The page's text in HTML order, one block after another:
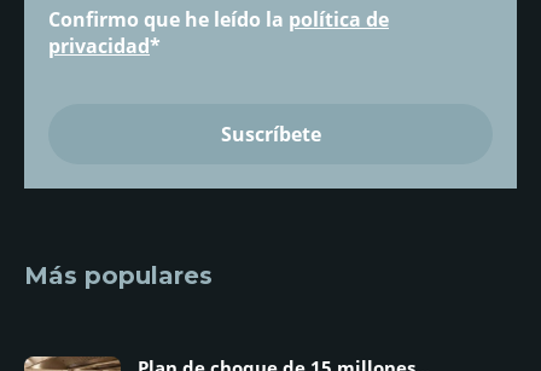
Confirmo que he leído la política de
privacidad*
Más populares